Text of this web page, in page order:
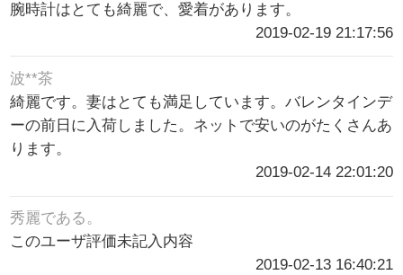
腕時計はとても綺麗で、愛着があります。
2019-02-19 21:17:56
波**茶
綺麗です。妻はとても満足しています。バレンタインデ
ーの前日に入荷しました。ネットで安いのがたくさんあ
ります。
2019-02-14 22:01:20
秀麗である。
このユーザ評価未記入内容
2019-02-13 16:40:21